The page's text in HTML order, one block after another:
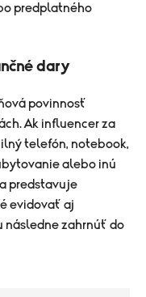
predplatného
dary
povinnosť
Ak influencer za
telefón, notebook,
alebo inú
predstavuje
evidovať aj
následne zahrnúť do